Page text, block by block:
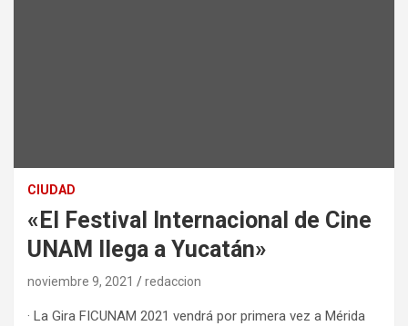
CIUDAD
«El Festival Internacional de Cine
UNAM llega a Yucatán»
noviembre 9, 2021 redaccion
· La Gira FICUNAM 2021 vendrá por primera vez a Mérida